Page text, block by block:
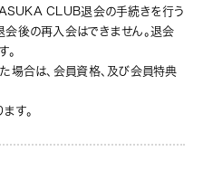
ASUKA CLUB退会の手続きを行う
後の再入会はできません。退会
。
場合は、会員資格、及び会員特典
す。